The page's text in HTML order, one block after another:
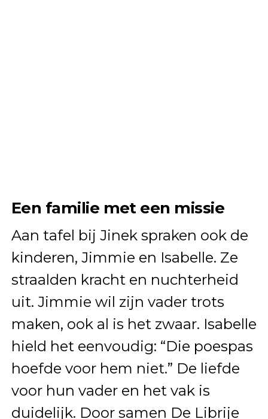
Een familie met een missie
Aan tafel bij Jinek spraken ook de
kinderen, Jimmie en Isabelle. Ze
straalden kracht en nuchterheid
uit. Jimmie wil zijn vader trots
maken, ook al is het zwaar. Isabelle
hield het eenvoudig: “Die poespas
hoefde voor hem niet.” De liefde
voor hun vader en het vak is
duidelijk. Door samen De Librije